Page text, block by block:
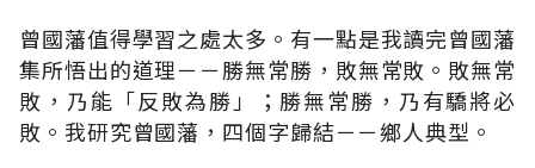
曾國藩值得學習之處太多。有一點是我讀完曾國藩
集所悟出的道理－－勝無常勝，敗無常敗。敗無常
敗，乃能「反敗為勝」；勝無常勝，乃有驕將必
敗。我研究曾國藩，四個字歸結－－鄉人典型。